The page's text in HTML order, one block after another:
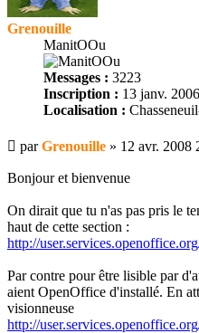
Grenouille
ManitOOu
Messages : 3223
Inscription : 13 janv.
Localisation :
Message
parGrenouille » 12 avr. 2008
Bonjour et bienvenue
On dirait que tu n'as pas pris le
haut de cette section :
http://
Par contre pour être lisible par
aient OpenOffice d'installé. En
visionneuse
http://